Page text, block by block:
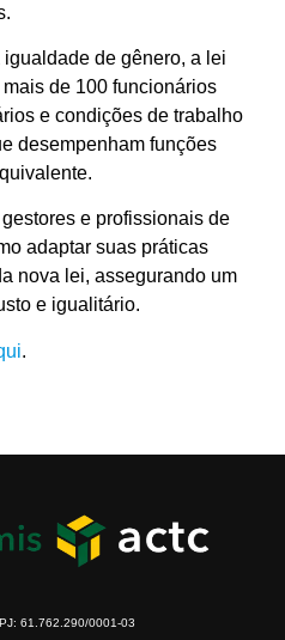
de gênero, a lei
de 100 funcionários
e condições de trabalho
desempenham funções
e profissionais de
adaptar suas práticas
nova lei, assegurando um
e igualitário.
.
61.762.290/0001-03